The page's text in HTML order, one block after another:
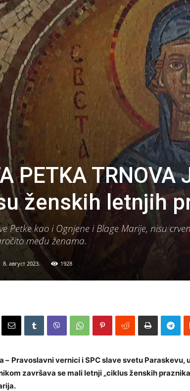
PETKA TRNOVA
ženskih letnjih
Petke kao i Ognjene i Blage Marije, nisu
među ženama.
8. август 2023. 1928
– Pravoslavni vernici i SPC slave svetu Paraskevu,
završava se mali letnji „ciklus ženskih